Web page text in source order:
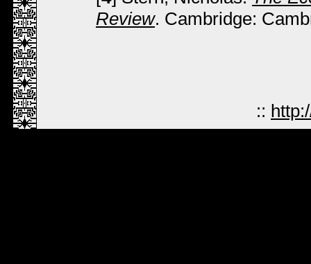
Review. Cambridge:
::